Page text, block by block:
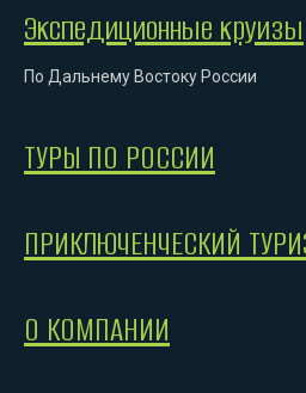
Экспедиционные круизы
По Дальнему Востоку России
ТУРЫ ПО РОССИИ
ПРИКЛЮЧЕНЧЕСКИЙ
О КОМПАНИИ